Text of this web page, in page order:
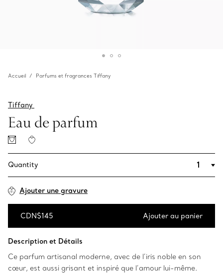
Accueil Parfums et fragrances Tiffany
Tiffany
Eau de parfum
Quantity
Ajouter une gravure
CDN$145 Ajouter au panier
Description et Détails
Ce parfum artisanal moderne, avec de l’iris noble en son
cœur, est aussi grisant et inspiré que l’amour lui-même.